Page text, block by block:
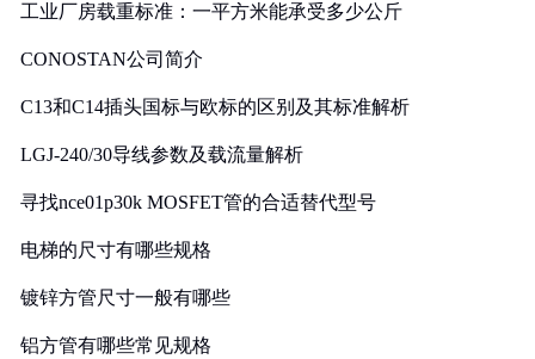
工业厂房载重标准：一平方米能承受多少公斤
CONOSTAN公司简介
C13和C14插头国标与欧标的区别及其标准解析
LGJ-240/30导线参数及载流量解析
寻找nce01p30k MOSFET管的合适替代型号
电梯的尺寸有哪些规格
镀锌方管尺寸一般有哪些
铝方管有哪些常见规格